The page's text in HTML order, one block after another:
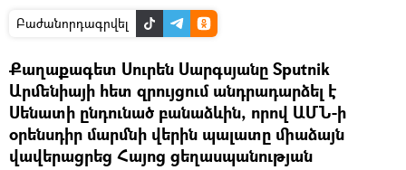
Բաժանորդագրվել
Քաղաքագետ Սուրեն Սարգսյանը Sputnik
Արմենիայի հետ զրույցում անդրադարձել է
Սենատի ընդունած բանաձևին, որով ԱՄՆ-ի
օրենսդիր մարմնի վերին պալատը միաձայն
վավերացրեց Հայոց ցեղասպանության